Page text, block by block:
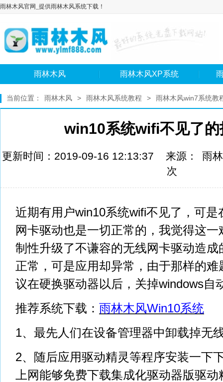
雨林木风官网_提供雨林木风系统下载！
雨林木风 雨林木风XP系统
当前位置： 雨林木风 > 雨林木风系统教程 > 雨林木风win7系统教
win10系统wifi不见了的
更新时间：2019-09-16 12:13:37 来源：
雨
次
近期有用户win10系统wifi不见了，可
网卡驱动也是一切正常的，我觉得这
制性升级了不谦容的无线网卡驱动造
正常，可是应用却异常，由于那样的
议在硬换驱动器以后，关掉windows自
推荐系统下载： 雨林木风Win10系统
1、最先人们在设备管理器中卸载掉无
2、随后应用驱动精灵等程序安装一下
上网能够免费下载集成化驱动器版驱动